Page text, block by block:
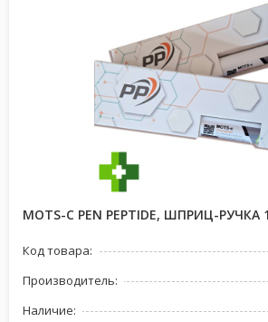
MOTS-C PEN PEPTIDE, ШПРИЦ-РУЧКА
Код товара:
Производитель:
Наличие: